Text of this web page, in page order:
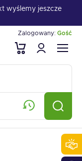
wyślemy jeszcze
Zalogowany: Gość